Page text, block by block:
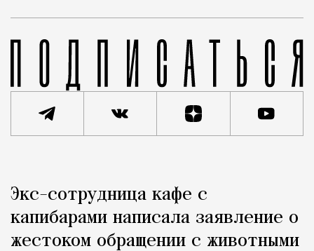
Город
Экс-сотрудница кафе с
капибарами написала заявление о
жестоком обращении с животными